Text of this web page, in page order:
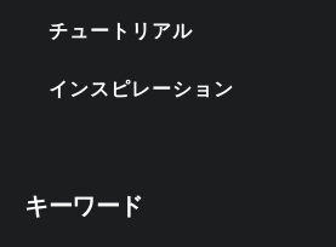
チュートリアル
インスピレーション
キーワード